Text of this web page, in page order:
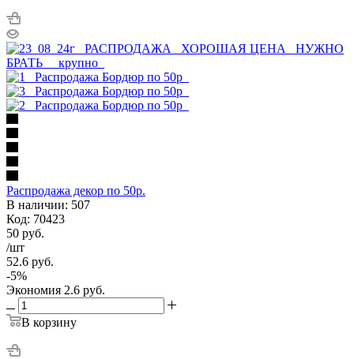
Распродажа декор по 50р.
В наличии: 507
Код: 70423
50 руб.
/шт
52.6 руб.
-5%
Экономия 2.6 руб.
В корзину